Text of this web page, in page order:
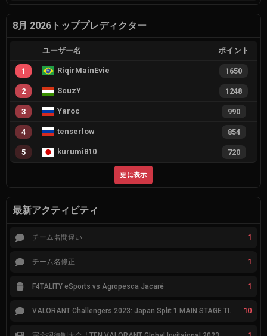
8月 2026トッププレディクター
ユーザー名 ポイント
1 RiqirMainEvie 1650
2 ScuzY 1248
3 Yaroc 990
4 tenserlow 854
5 kurumi810 720
更に表示
最新アクティビティ
チーム名間違い 1
チーム名修正 1
F4TALITY eSports vs Agropesca Jacaré 1
VALORANT Challengers 2023: Japan Split 1 MAIN STAGE TIER表 10